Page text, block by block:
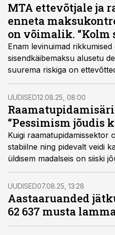
MTA ettevõtjale ja
enneta
on võimalik. “Kolm
Enam levinuimad
sisendkäibemaksu alusetu
suurema riskiga on
sularaha, selgitab
UUDISED12.08.25, 08:00
“Pessimism jõudis
Kuigi raamatupidamissektor
stabiilne ning pidevalt veidi
üldisem madalseis on siiski
juhtide vaadet järgmise
UUDISED07.08.25, 13:28
Aastaaruanded
62 637 musta